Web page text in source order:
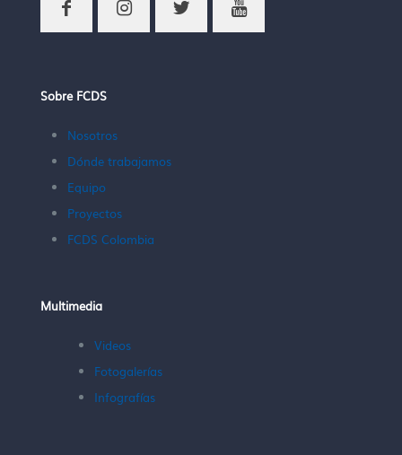
Sobre FCDS
Nosotros
Dónde trabajamos
Equipo
Proyectos
FCDS Colombia
Multimedia
Videos
Fotogalerías
Infografías